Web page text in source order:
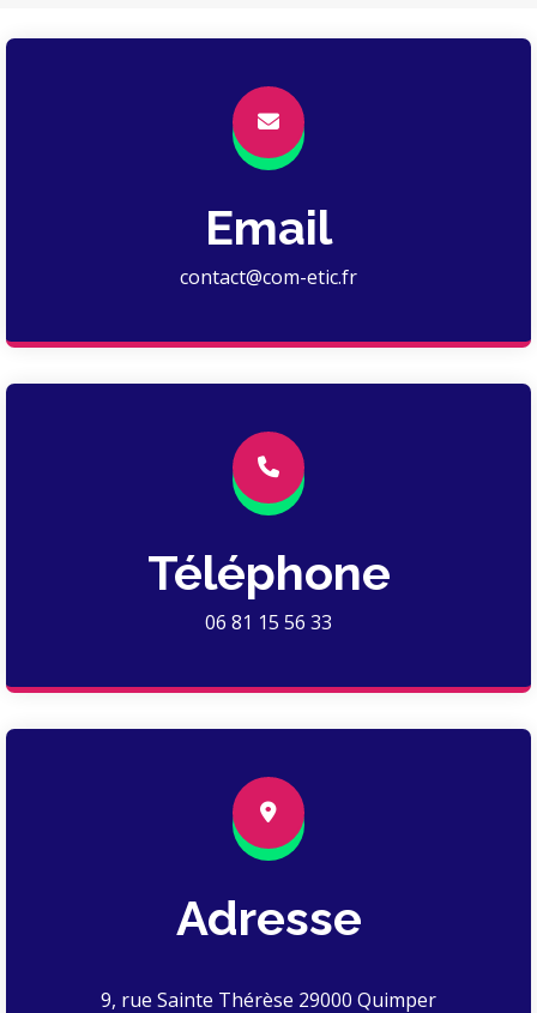
Email
contact@com-etic.fr
Téléphone
06 81 15 56 33
Adresse
9, rue Sainte Thérèse 29000 Quimper